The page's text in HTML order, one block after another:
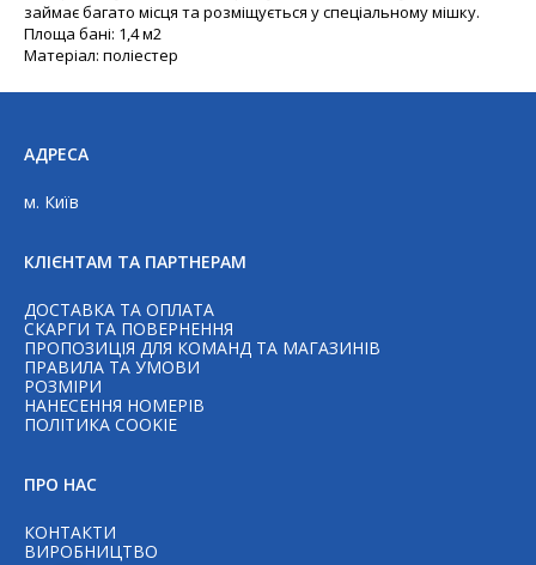
займає багато місця та розміщується у спеціальному мішку.
Площа бані: 1,4 м2
Матеріал: поліестер
АДРЕСА
м. Київ
КЛІЄНТАМ ТА ПАРТНЕРАМ
ДОСТАВКА ТА ОПЛАТА
СКАРГИ ТА ПОВЕРНЕННЯ
ПРОПОЗИЦІЯ ДЛЯ КОМАНД ТА МАГАЗИНІВ
ПРАВИЛА ТА УМОВИ
РОЗМІРИ
НАНЕСЕННЯ НОМЕРІВ
ПОЛІТИКА COOKIE
ПРО НАС
КОНТАКТИ
ВИРОБНИЦТВО